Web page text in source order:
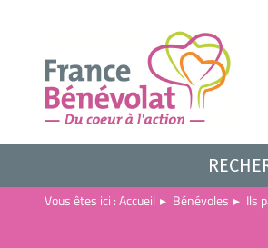
Vous êtes ici :Accueil ▸ Bénévoles ▸ Ils